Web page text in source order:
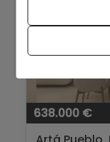
638.000 €